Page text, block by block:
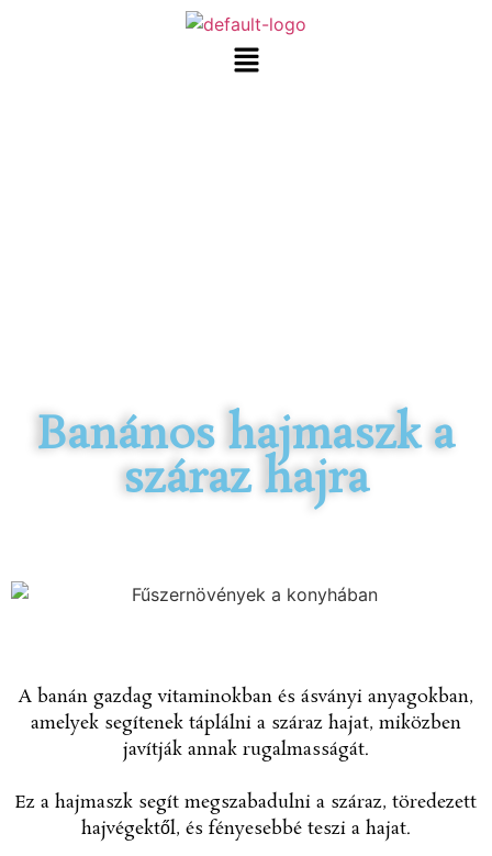
Banános hajmaszk a
száraz hajra
A banán gazdag vitaminokban és ásványi anyagokban,
amelyek segítenek táplálni a száraz hajat, miközben
javítják annak rugalmasságát.
Ez a hajmaszk segít megszabadulni a száraz, töredezett
hajvégektől, és fényesebbé teszi a hajat.